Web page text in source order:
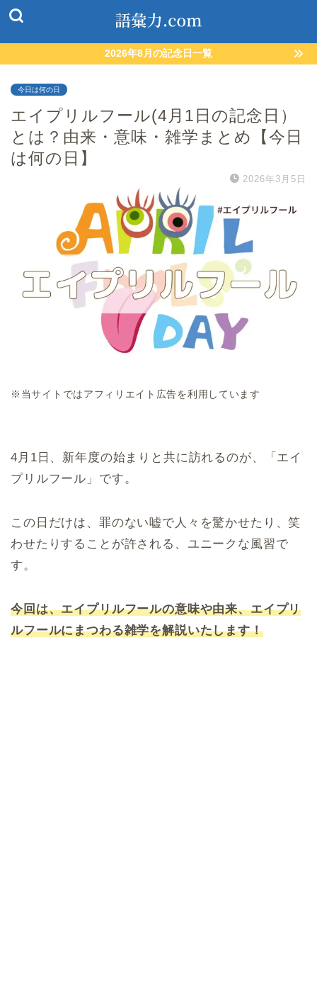
2026年8月の記念日一覧
今日は何の日
エイプリルフール(4月1日の記念日）
とは？由来・意味・雑学まとめ【今日
は何の日】
2026年3月5日
※当サイトではアフィリエイト広告を利用しています
4月1日、新年度の始まりと共に訪れるのが、「エイ
プリルフール」です。
この日だけは、罪のない嘘で人々を驚かせたり、笑
わせたりすることが許される、ユニークな風習で
す。
今回は、エイプリルフールの意味や由来、エイプリ
ルフールにまつわる雑学を解説いたします！